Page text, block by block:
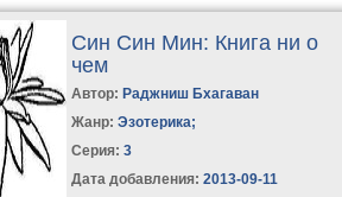
Син Син Мин: Книга ни о
чем
Автор: Раджниш Бхагаван
Жанр: Эзотерика;
Серия:3
Дата добавления: 2013-09-11